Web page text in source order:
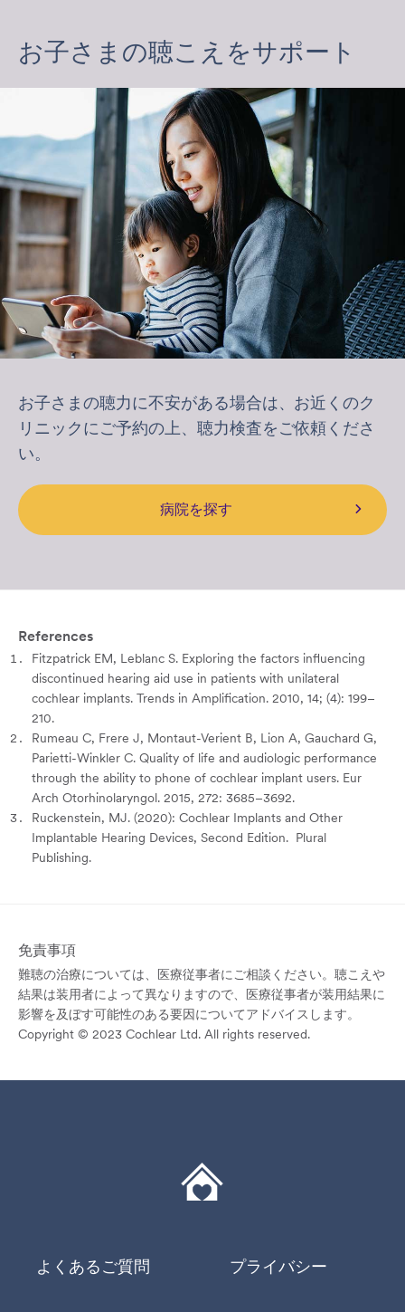
お子さまの聴こえをサポート
お子さまの聴力に不安がある場合は、お近くのク
リニックにご予約の上、聴力検査をご依頼くださ
い。
病院を探す
References
Fitzpatrick EM, Leblanc S. Exploring the factors influencing
discontinued hearing aid use in patients with unilateral
cochlear implants. Trends in Amplification. 2010, 14; (4): 199–
210.
Rumeau C, Frere J, Montaut-Verient B, Lion A, Gauchard G,
Parietti-Winkler C. Quality of life and audiologic performance
through the ability to phone of cochlear implant users. Eur
Arch Otorhinolaryngol. 2015, 272: 3685–3692.
Ruckenstein, MJ. (2020): Cochlear Implants and Other
Implantable Hearing Devices, Second Edition. Plural
Publishing.
免責事項
難聴の治療については、医療従事者にご相談ください。聴こえや
結果は装用者によって異なりますので、医療従事者が装用結果に
影響を及ぼす可能性のある要因についてアドバイスします。
Copyright © 2023 Cochlear Ltd. All rights reserved.
よくあるご質問 プライバシー